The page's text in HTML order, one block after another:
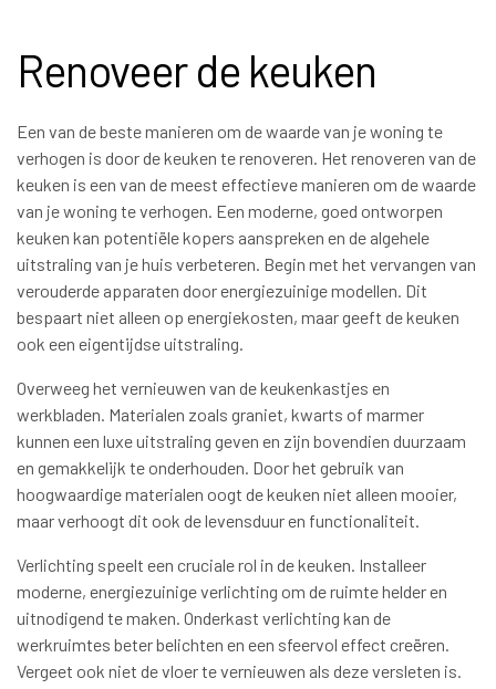
Renoveer de keuken
Een van de beste manieren om de waarde van je woning te
verhogen is door de keuken te renoveren. Het renoveren van de
keuken is een van de meest effectieve manieren om de waarde
van je woning te verhogen. Een moderne, goed ontworpen
keuken kan potentiële kopers aanspreken en de algehele
uitstraling van je huis verbeteren. Begin met het vervangen van
verouderde apparaten door energiezuinige modellen. Dit
bespaart niet alleen op energiekosten, maar geeft de keuken
ook een eigentijdse uitstraling.
Overweeg het vernieuwen van de keukenkastjes en
werkbladen. Materialen zoals graniet, kwarts of marmer
kunnen een luxe uitstraling geven en zijn bovendien duurzaam
en gemakkelijk te onderhouden. Door het gebruik van
hoogwaardige materialen oogt de keuken niet alleen mooier,
maar verhoogt dit ook de levensduur en functionaliteit.
Verlichting speelt een cruciale rol in de keuken. Installeer
moderne, energiezuinige verlichting om de ruimte helder en
uitnodigend te maken. Onderkast verlichting kan de
werkruimtes beter belichten en een sfeervol effect creëren.
Vergeet ook niet de vloer te vernieuwen als deze versleten is.